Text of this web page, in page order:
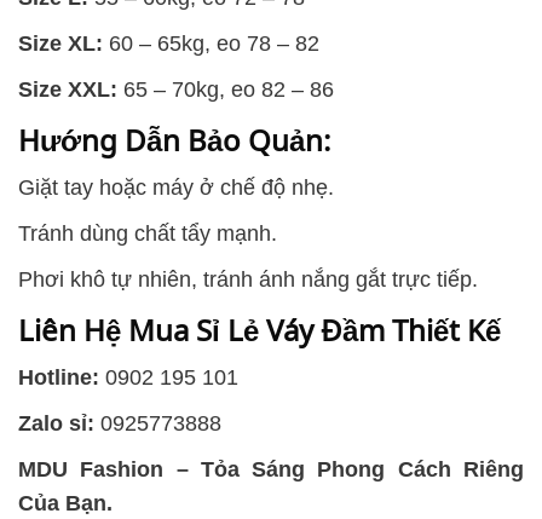
Size XL: 60 – 65kg, eo 78 – 82
Size XXL: 65 – 70kg, eo 82 – 86
Hướng Dẫn Bảo Quản:
Giặt tay hoặc máy ở chế độ nhẹ.
Tránh dùng chất tẩy mạnh.
Phơi khô tự nhiên, tránh ánh nắng gắt trực tiếp.
Liên Hệ Mua Sỉ Lẻ Váy Đầm Thiết Kế
Hotline: 0902 195 101
Zalo sỉ: 0925773888
MDU Fashion – Tỏa Sáng Phong Cách Riêng
Của Bạn.